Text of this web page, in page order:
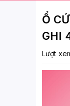
Ổ
GHI
Lượt